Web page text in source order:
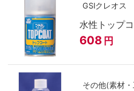
GSIクレオス
水性トップ
608 円
その他(素材